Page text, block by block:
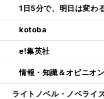
1日5分で、明日は変わ
kotoba
e!集英社
情報・知識＆オピニオ
ライトノベル・ノベライ